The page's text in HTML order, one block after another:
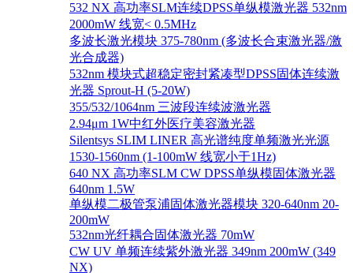
532 NX 高功率SLM连续DPSS单纵模激光器 532nm
2000mW 线宽< 0.5MHz
多波长激光模块 375-780nm (多波长合束激光器/激
光合成器)
532nm 模块式超稳定密封紧凑型DPSS固体连续激
光器 Sprout-H (5-20W)
355/532/1064nm 三波段连续波激光器
2.94μm 1W中红外医疗美容激光器
Silentsys SLIM LINER 高光谱纯度单频激光光源
1530-1560nm (1-100mW 线宽小于1Hz)
640 NX 高功率SLM CW DPSS单纵模固体激光器
640nm 1.5W
单纵模二极管泵浦固体激光器模块 320-640nm 20-
200mW
532nm光纤耦合固体激光器 70mW
CW UV 单频连续紫外激光器 349nm 200mW (349
NX)